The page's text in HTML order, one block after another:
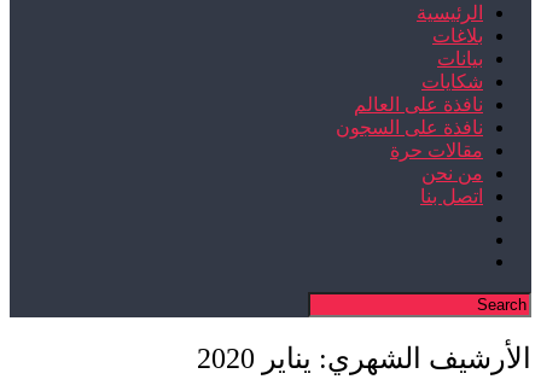
الرئيسية
بلاغات
بيانات
شكايات
نافذة على العالم
نافذة على السجون
مقالات حرة
من نحن
اتصل بنا
الأرشيف الشهري: يناير 2020